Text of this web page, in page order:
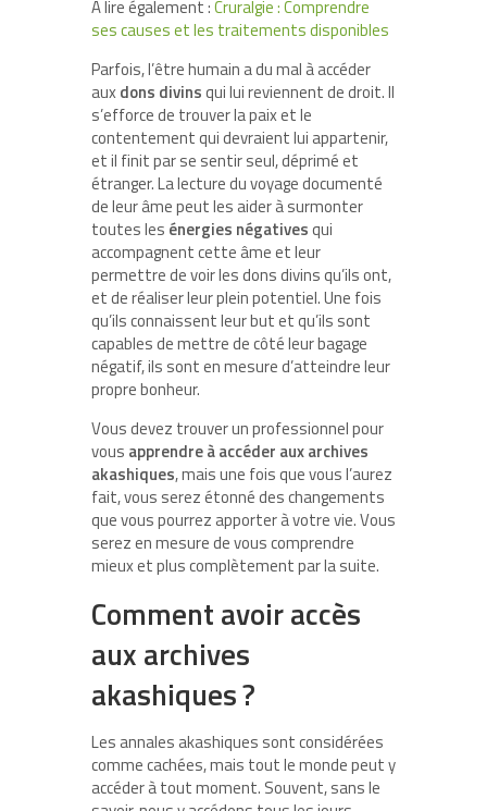
A lire également :Cruralgie : Comprendre
ses causes et les traitements disponibles
Parfois, l’être humain a du mal à accéder
auxdons divinsqui lui reviennent de droit. Il
s’efforce de trouver la paix et le
contentement qui devraient lui appartenir,
et il finit par se sentir seul, déprimé et
étranger. La lecture du voyage documenté
de leur âme peut les aider à surmonter
toutes les énergies négativesqui
accompagnent cette âme et leur
permettre de voir les dons divins qu’ils ont,
et de réaliser leur plein potentiel. Une fois
qu’ils connaissent leur but et qu’ils sont
capables de mettre de côté leur bagage
négatif, ils sont en mesure d’atteindre leur
propre bonheur.
Vous devez trouver un professionnel pour
vous apprendre à accéder aux archives
akashiques, mais une fois que vous l’aurez
fait, vous serez étonné des changements
que vous pourrez apporter à votre vie. Vous
serez en mesure de vous comprendre
mieux et plus complètement par la suite.
Comment avoir accès
aux archives
akashiques ?
Les annales akashiques sont considérées
comme cachées, mais tout le monde peut y
accéder à tout moment. Souvent, sans le